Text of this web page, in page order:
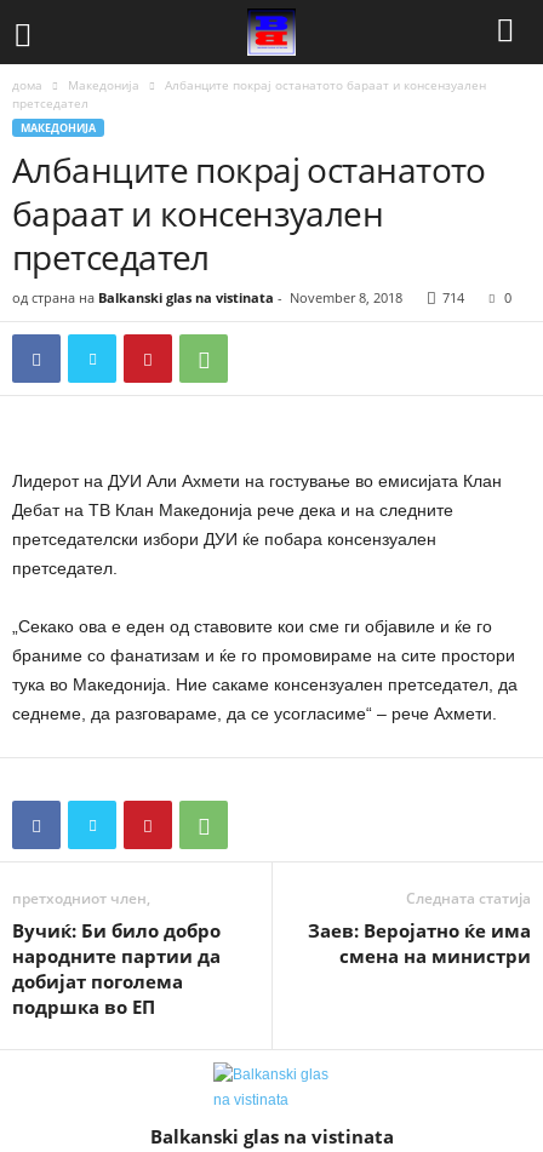
дома Македонија
Албанците покрај останатото бараат и консензуален
претседател
МАКЕДОНИЈА
Албанците покрај останатото
бараат и консензуален
претседател
од страна на Balkanski glas na vistinata - November 8, 2018 714 0
Лидерот на ДУИ Али Ахмети на гостување во емисијата Клан
Дебат на ТВ Клан Македонија рече дека и на следните
претседателски избори ДУИ ќе побара консензуален
претседател.
„Секако ова е еден од ставовите кои сме ги објавиле и ќе го
браниме со фанатизам и ќе го промовираме на сите простори
тука во Македонија. Ние сакаме консензуален претседател, да
седнеме, да разговараме, да се усогласиме“ – рече Ахмети.
претходниот член,
Вучиќ: Би било добро
народните партии да
добијат поголема
подршка во ЕП
Следната статија
Заев: Веројатно ќе има
смена на министри
Balkanski glas na vistinata